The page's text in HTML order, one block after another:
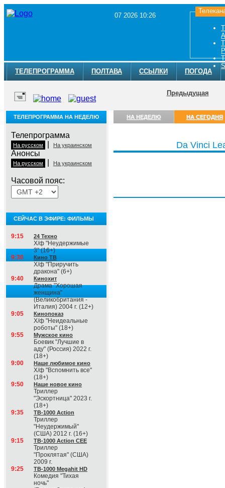
07 2026 10:26
ТЕЛЕПРОГРАММА ПОЛТАВА ССЫЛКИ ПОГОДА
Предыдущая
ТЕЛЕПРОГРАММА НА НЕДЕЛЮ
Телепрограмма
На русском На украинском
Анонсы
На русском На украинском
Часовой пояс:
СЕЙЧАС В ЭФИРЕ: ФИЛЬМЫ
9:15 24 Техно
Х/ф "Неудержимые
3" (16+)
9:30
Кино ТВ
Х/ф "Приручить
дракона" (6+)
9:40
Кинохит
Драма "Хорошая
женщина"
(Великобритания -
Италия) 2004 г. (12+)
9:05
Кинопоказ
Х/ф "Неидеальные
роботы" (18+)
9:55
Мужское кино
Боевик "Лучшие в
аду" (Россия) 2022 г.
(18+)
9:00
Наше любимое кино
Х/ф "Вспомнить все"
(18+)
9:50
Наше новое кино
Триллер
"Эскортница" 2023 г.
(18+)
9:35
ТВ-1000 Action
Триллер
"Неудержимый"
(США) 2012 г. (16+)
9:15
ТВ-1000 Action CEE
Триллер
"Проклятая" (США)
2009 г.
9:25
ТВ-1000 Megahit HD
Комедия "Тихая
ночь"
НА НЕДЕЛЮ НА СЕГОДНЯ
Da Vinci